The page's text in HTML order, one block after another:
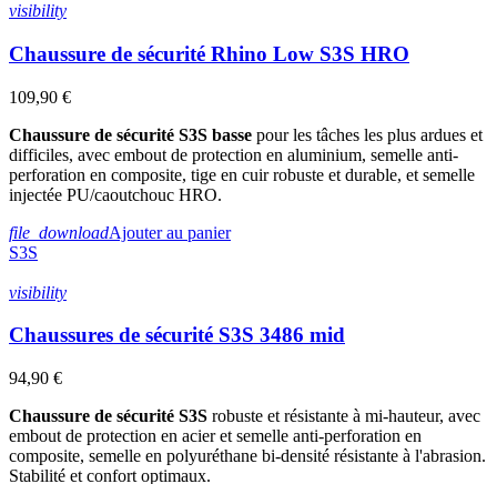
visibility
Chaussure de sécurité Rhino Low S3S HRO
109,90 €
Chaussure de sécurité S3S basse pour les tâches les plus ardues et
difficiles, avec embout de protection en aluminium, semelle anti-
perforation en composite, tige en cuir robuste et durable, et semelle
injectée PU/caoutchouc HRO.
file_downloadAjouter au panier
S3S
visibility
Chaussures de sécurité S3S 3486 mid
94,90 €
Chaussure de sécurité S3S robuste et résistante à mi-hauteur, avec
embout de protection en acier et semelle anti-perforation en
composite, semelle en polyuréthane bi-densité résistante à l'abrasion.
Stabilité et confort optimaux.